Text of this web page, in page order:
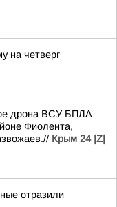
на четверг
дрона ВСУ БПЛА
Фиолента,
Крым 24 |Z|
отразили